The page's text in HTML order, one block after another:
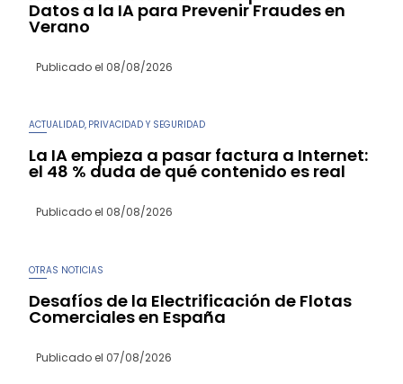
Datos a la IA para Prevenir Fraudes en
Verano
Publicado el 08/08/2026
ACTUALIDAD PRIVACIDAD Y SEGURIDAD
La IA empieza a pasar factura a Internet:
el 48 % duda de qué contenido es real
Publicado el 08/08/2026
OTRAS NOTICIAS
Desafíos de la Electrificación de Flotas
Comerciales en España
Publicado el 07/08/2026